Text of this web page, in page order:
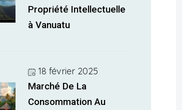
Propriété Intellectuelle
à Vanuatu
18 février 2025
Marché De La
Consommation Au